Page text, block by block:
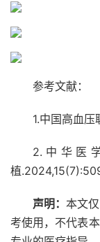
参考文献：
1.中国高血
2.中华医
植
声明：本文
考使用，不代表